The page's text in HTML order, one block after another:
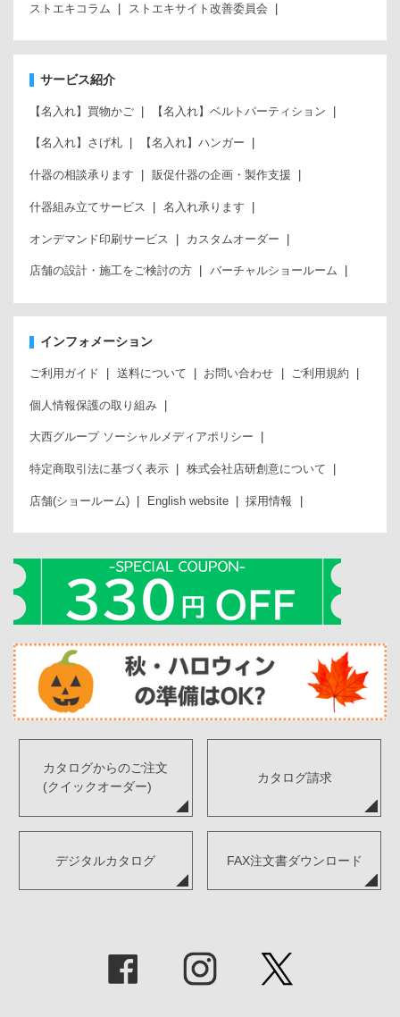
ストエキコラム ストエキサイト改善委員会
サービス紹介
【名入れ】買物かご 【名入れ】ベルトパーティション
【名入れ】さげ札 【名入れ】ハンガー
什器の相談承ります 販促什器の企画・製作支援
什器組み立てサービス 名入れ承ります
オンデマンド印刷サービス カスタムオーダー
店舗の設計・施工をご検討の方 バーチャルショールーム
インフォメーション
ご利用ガイド 送料について お問い合わせ ご利用規約
個人情報保護の取り組み
大西グループ ソーシャルメディアポリシー
特定商取引法に基づく表示 株式会社店研創意について
店舗(ショールーム) English website 採用情報
カタログからのご注文
(クイックオーダー)
カタログ請求
デジタルカタログ FAX注文書ダウンロード